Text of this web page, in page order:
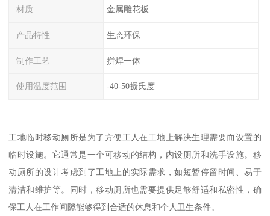
材质 金属雕花板
产品特性 生态环保
制作工艺 拼焊一体
使用温度范围 -40-50摄氏度
工地临时移动厕所是为了方便工人在工地上解决生理需要而设置的
临时设施。它通常是一个可移动的结构，内设厕所和洗手设施。移
动厕所的设计考虑到了工地上的实际需求，如短暂停留时间、易于
清洁和维护等。同时，移动厕所也需要提供足够舒适和私密性，确
保工人在工作间隙能够得到合适的休息和个人卫生条件。